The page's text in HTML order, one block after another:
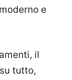
e
il
tutto,